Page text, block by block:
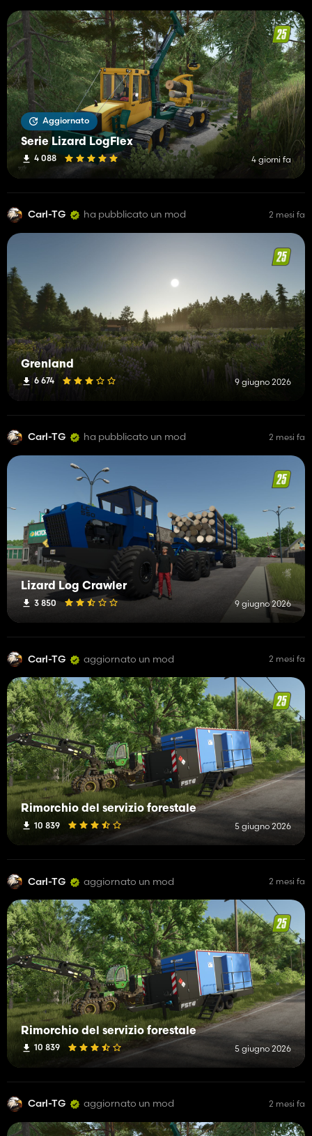
Aggiornato
Serie Lizard LogFlex
4 088 4 giorni fa
Carl-TG ha pubblicato un mod 2 mesi fa
Grenland
6 674 9 giugno 2026
Carl-TG ha pubblicato un mod 2 mesi fa
Lizard Log Crawler
3 850 9 giugno 2026
Carl-TG aggiornato un mod 2 mesi fa
Rimorchio del servizio forestale
10 839 5 giugno 2026
Carl-TG aggiornato un mod 2 mesi fa
Rimorchio del servizio forestale
10 839 5 giugno 2026
Carl-TG aggiornato un mod 2 mesi fa